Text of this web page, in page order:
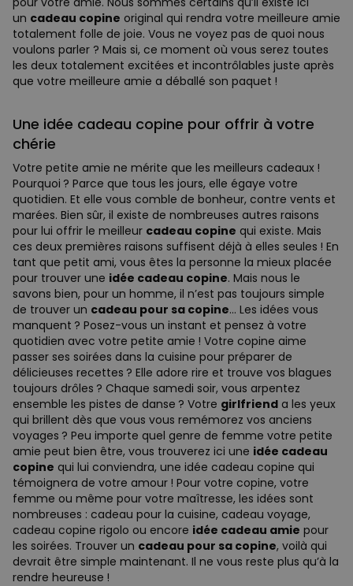
un cadeau copine original qui rendra votre meilleure amie
totalement folle de joie. Vous ne voyez pas de quoi nous
voulons parler ? Mais si, ce moment où vous serez toutes
les deux totalement excitées et incontrôlables juste après
que votre meilleure amie a déballé son paquet !
Une idée cadeau copine pour offrir à votre
chérie
Votre petite amie ne mérite que les meilleurs cadeaux !
Pourquoi ? Parce que tous les jours, elle égaye votre
quotidien. Et elle vous comble de bonheur, contre vents et
marées. Bien sûr, il existe de nombreuses autres raisons
pour lui offrir le meilleur cadeau copine qui existe. Mais
ces deux premières raisons suffisent déjà à elles seules ! En
tant que petit ami, vous êtes la personne la mieux placée
pour trouver une idée cadeau copine. Mais nous le
savons bien, pour un homme, il n’est pas toujours simple
de trouver un cadeau pour sa copine… Les idées vous
manquent ? Posez-vous un instant et pensez à votre
quotidien avec votre petite amie ! Votre copine aime
passer ses soirées dans la cuisine pour préparer de
délicieuses recettes ? Elle adore rire et trouve vos blagues
toujours drôles ? Chaque samedi soir, vous arpentez
ensemble les pistes de danse ? Votre girlfriend a les yeux
qui brillent dès que vous vous remémorez vos anciens
voyages ? Peu importe quel genre de femme votre petite
amie peut bien être, vous trouverez ici une idée cadeau
copine qui lui conviendra, une idée cadeau copine qui
témoignera de votre amour ! Pour votre copine, votre
femme ou même pour votre maîtresse, les idées sont
nombreuses : cadeau pour la cuisine, cadeau voyage,
cadeau copine rigolo ou encore idée cadeau amie pour
les soirées. Trouver un cadeau pour sa copine, voilà qui
devrait être simple maintenant. Il ne vous reste plus qu’à la
rendre heureuse !